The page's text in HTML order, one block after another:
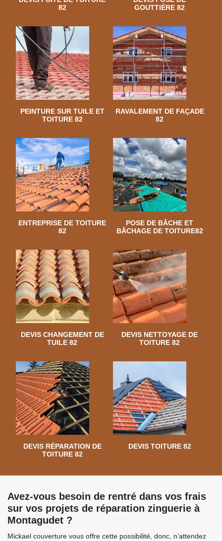
82
GOUTTIÈRE 82
PEINTURE SUR TUILE ET
TOITURE 82
RAVALEMENT DE FAÇADE
82
ENTREPRISE DE TOITURE
82
POSE DE BÂCHE ET
BÂCHAGE DE TOITURE82
DEVIS CHANGEMENT DE
TUILE 82
DEVIS NETTOYAGE DE
TOITURE 82
DEVIS RÉPARATION DE
TOITURE 82
DEVIS TOITURE 82
Avez-vous besoin de rentré dans vos frais
sur vos projets de réparation zinguerie à
Montagudet ?
Mickael couverture vous offre cette possibilité, donc, n’attendez